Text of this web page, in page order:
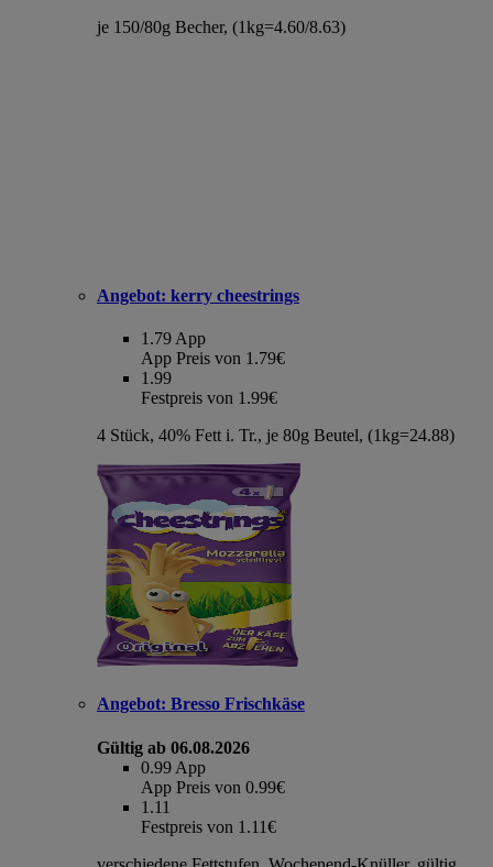
je 150/80g Becher, (1kg=4.60/8.63)
Angebot: kerry cheestrings
1.79 App
App Preis von 1.79€
1.99
Festpreis von 1.99€
4 Stück, 40% Fett i. Tr., je 80g Beutel, (1kg=24.88)
Angebot: Bresso Frischkäse
Gültig ab 06.08.2026
0.99 App
App Preis von 0.99€
1.11
Festpreis von 1.11€